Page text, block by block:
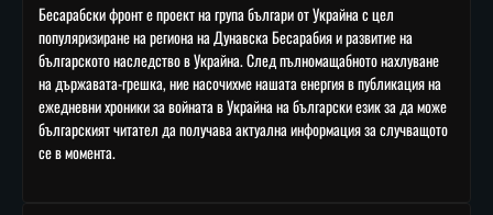
Бесарабски фронт е проект на група българи от Украйна с цел
популяризиране на региона на Дунавска Бесарабия и развитие на
българското наследство в Украйна. След пълномащабното нахлуване
на държавата-грешка, ние насочихме нашата енергия в публикация на
ежедневни хроники за войната в Украйна на български език за да може
българският читател да получава актуална информация за случващото
се в момента.